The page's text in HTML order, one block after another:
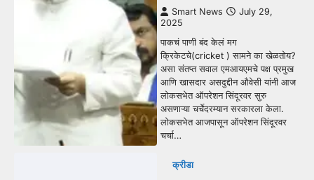
Smart News
July 29,
2025
पाकचं पाणी बंद केलं मग
क्रिकेटचे(cricket ) सामने का खेळतोय?
असा संतप्त सवाल एमआयएमचे पक्ष प्रमुख
आणि खासदार असदुद्दीन औवेसी यांनी आज
लोकसभेत ऑपरेशन सिंदूरवर सुरु
असणाऱ्या चर्चेदरम्यान सरकारला केला.
लोकसभेत आजपासून ऑपरेशन सिंदूरवर
चर्चा…
क्रीडा